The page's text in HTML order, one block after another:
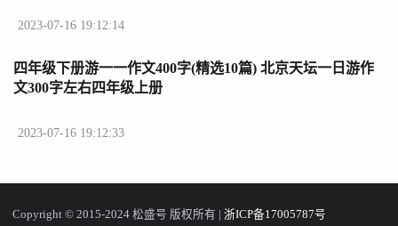
2023-07-16 19:12:14
四年级下册游一一作文400字(精选10篇) 北京天坛一日游作
文300字左右四年级上册
2023-07-16 19:12:33
Copyright © 2015-2024 松盛号 版权所有 | 浙ICP备17005787号